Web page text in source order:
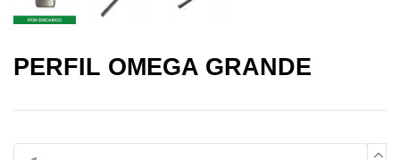
PERFIL OMEGA GRANDE